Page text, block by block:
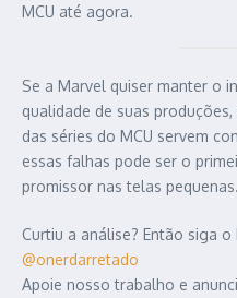
MCU até agora.
Se a Marvel quiser manter o
qualidade de suas
das séries do MCU servem
essas falhas pode ser o
promissor nas telas pequenas.
Curtiu a análise? Então siga
@onerdarretado
Apoie nosso trabalho e